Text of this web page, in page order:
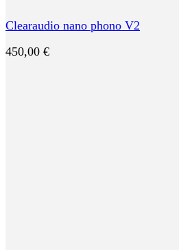
Clearaudio nano phono V2
450,00 €